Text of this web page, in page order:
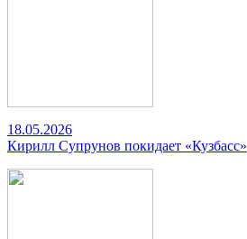
18.05.2026
Кирилл Супрунов покидает «Кузбасс»